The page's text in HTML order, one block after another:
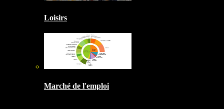
Loisirs
Marché de l'emploi